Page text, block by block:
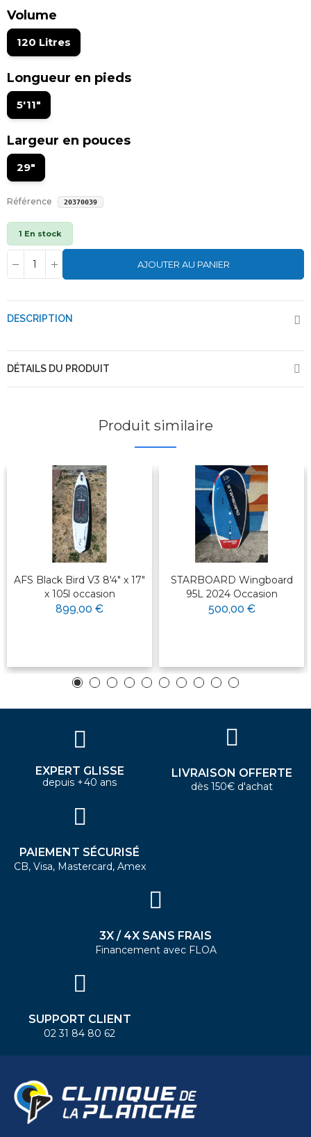
Volume
120 Litres
Longueur en pieds
5'11"
Largeur en pouces
29"
Référence 20370039
1 En stock
AJOUTER AU PANIER
DESCRIPTION
DÉTAILS DU PRODUIT
Produit similaire
AFS Black Bird V3 8'4" x 17"
x 105l occasion
899,00 €
STARBOARD Wingboard
95L 2024 Occasion
500,00 €
EXPERT GLISSE
depuis +40 ans
LIVRAISON OFFERTE
dès 150€ d'achat
PAIEMENT SÉCURISÉ
CB, Visa, Mastercard, Amex
3X / 4X SANS FRAIS
Financement avec FLOA
SUPPORT CLIENT
02 31 84 80 62